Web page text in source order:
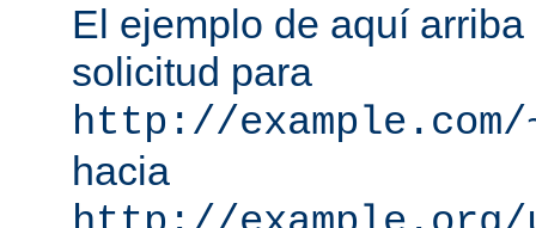
El ejemplo de aquí
solicitud para
http://example.com/
hacia